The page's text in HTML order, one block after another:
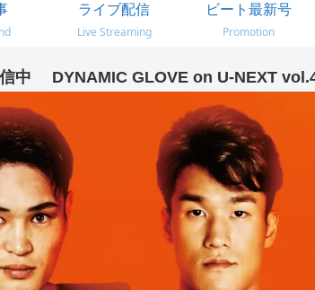
ライブ配信
Live Streaming
ビート最新号
Promotion
中 DYNAMIC GLOVE on U-NEXT